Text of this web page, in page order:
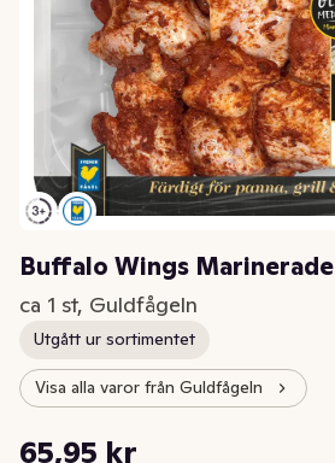
Buffalo Wings Marinerade
ca 1 st, Guldfågeln
Utgått ur sortimentet
Visa alla varor från Guldfågeln
65,95 kr
Styckpris: 82,44 kr /kg